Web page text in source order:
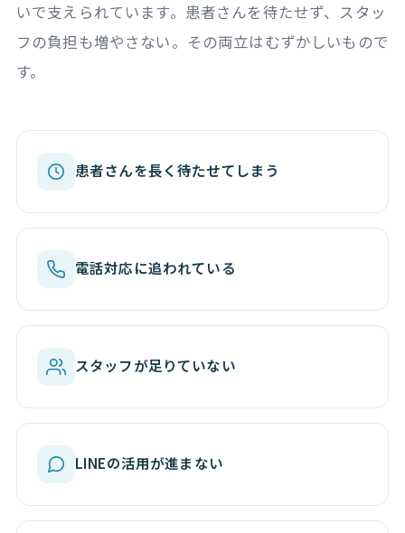
いで支えられています。患者さんを待たせず、スタッ
フの負担も増やさない。その両立はむずかしいもので
す。
患者さんを長く待たせてしまう
電話対応に追われている
スタッフが足りていない
LINEの活用が進まない